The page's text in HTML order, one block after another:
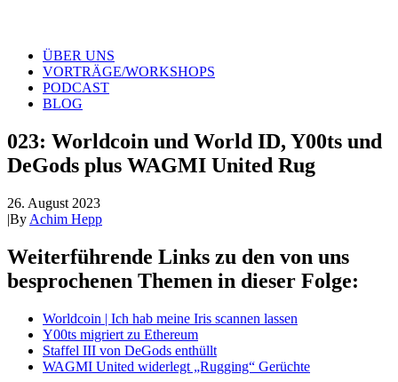
ÜBER UNS
VORTRÄGE/WORKSHOPS
PODCAST
BLOG
023: Worldcoin und World ID, Y00ts und
DeGods plus WAGMI United Rug
26. August 2023
|By Achim Hepp
Weiterführende Links zu den von uns
besprochenen Themen in dieser Folge:
Worldcoin | Ich hab meine Iris scannen lassen
Y00ts migriert zu Ethereum
Staffel III von DeGods enthüllt
WAGMI United widerlegt „Rugging“ Gerüchte